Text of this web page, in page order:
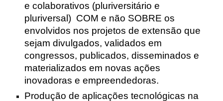
e colaborativos (pluriversitário e
pluriversal) COM e não SOBRE os
envolvidos nos projetos de extensão que
sejam divulgados, validados em
congressos, publicados, disseminados e
materializados em novas ações
inovadoras e empreendedoras.
Produção de aplicações tecnológicas na